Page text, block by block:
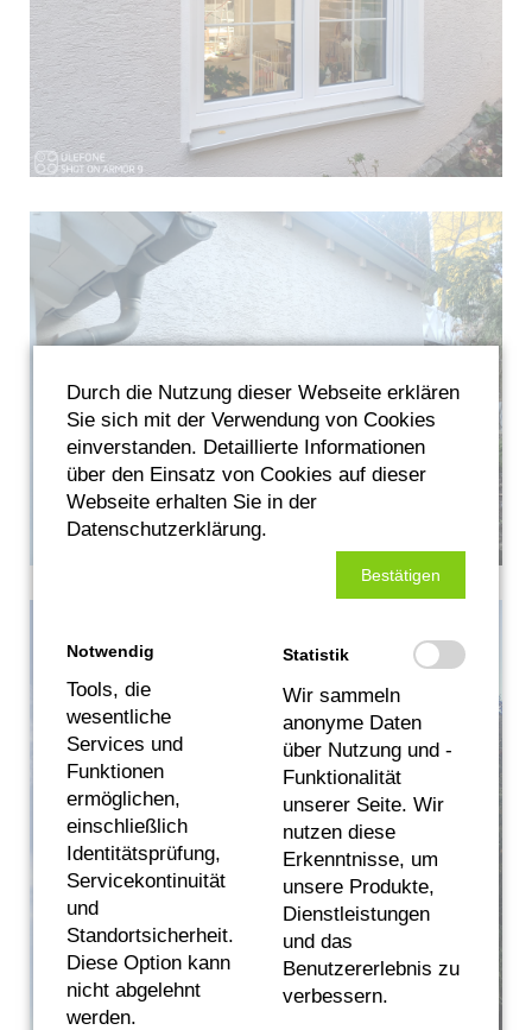
Durch die Nutzung dieser Webseite erklären
Sie sich mit der Verwendung von Cookies
einverstanden. Detaillierte Informationen
über den Einsatz von Cookies auf dieser
Webseite erhalten Sie in der
Datenschutzerklärung.
Bestätigen
Notwendig
Tools, die
wesentliche
Services und
Funktionen
ermöglichen,
einschließlich
Identitätsprüfung,
Servicekontinuität
und
Standortsicherheit.
Diese Option kann
nicht abgelehnt
werden.
Statistik
Wir sammeln
anonyme Daten
über Nutzung und -
Funktionalität
unserer Seite. Wir
nutzen diese
Erkenntnisse, um
unsere Produkte,
Dienstleistungen
und das
Benutzererlebnis zu
verbessern.